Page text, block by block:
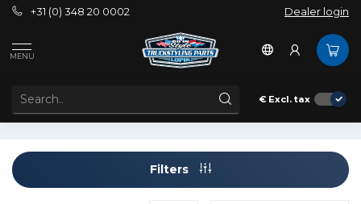
+31 (0) 348 20 0002 Dealer login
MENU
€ Excl. tax
Tags
PRODUCTS TAGGED WITH B225L
Filters